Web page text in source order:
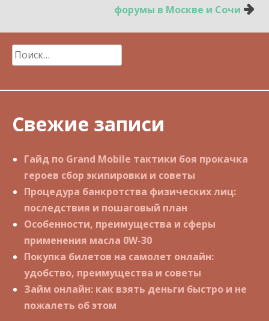
форумы в Москве и Сочи
Найти:
Свежие записи
Гайд по Grand Mobile тактики боя прокачка
героев сбор экипировки и советы
Процедура банкротства физических лиц:
последствия и пошаговый план
Особенности, преимущества и сферы
применения масла 0W-30
Покупка билетов на самолет онлайн:
удобство, преимущества и советы
Займ онлайн: как взять деньги быстро и не
пожалеть об этом